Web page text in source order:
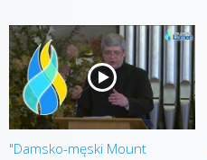
"Damsko-męski Mount